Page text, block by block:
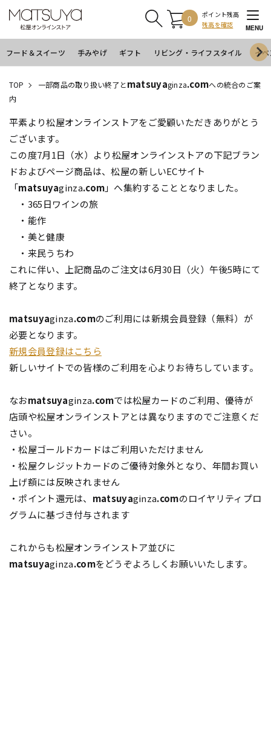
0
ポイント残高
残高を確認
MENU
フード＆スイーツ 手みやげ ギフト リビング・ライフスタイル イ
TOP 一部商品の取り扱い終了とmatsuyaginza.comへの統合のご案
内
平素より松屋オンラインストアをご愛顧いただきありがとう
ございます。
この度7月1日（水）より松屋オンラインストアの下記ブラン
ドおよびページ商品は、松屋の新しいECサイト
「matsuyaginza.com」へ集約することとなりました。
・365日ワインの旅
・能作
・美と健康
・来民うちわ
これに伴い、上記商品のご注文は6月30日（火）午後5時にて
終了となります。
matsuyaginza.comのご利用には新規会員登録（無料）が
必要となります。
新規会員登録はこちら
新しいサイトでの皆様のご利用を心よりお待ちしています。
なおmatsuyaginza.comでは松屋カードのご利用、優待が
店頭や松屋オンラインストアとは異なりますのでご注意くだ
さい。
・松屋ゴールドカードはご利用いただけません
・松屋クレジットカードのご優待対象外となり、年間お買い
上げ額には反映されません
・ポイント還元は、 matsuyaginza.comのロイヤリティプロ
グラムに基づき付与されます
これからも松屋オンラインストア並びに
matsuyaginza.comをどうぞよろしくお願いいたします。